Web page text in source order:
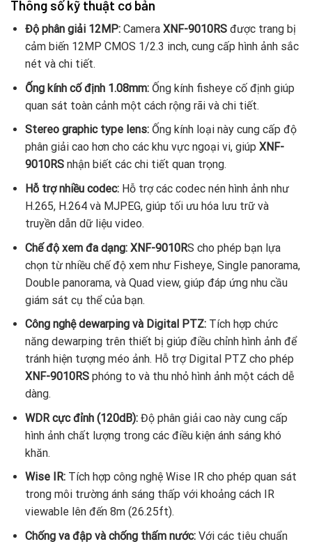
Thông số kỹ thuật cơ bản
Độ phân giải 12MP:Camera XNF-9010RSđược trang bị
cảm biến 12MP CMOS 1/2.3 inch, cung cấp hình ảnh sắc
nét và chi tiết.
Ống kính cố định 1.08mm:Ống kính fisheye cố định giúp
quan sát toàn cảnh một cách rộng rãi và chi tiết.
Stereo graphic type lens:Ống kính loại này cung cấp độ
phân giải cao hơn cho các khu vực ngoại vi, giúp XNF-
9010RS nhận biết các chi tiết quan trọng.
Hỗ trợ nhiều codec:Hỗ trợ các codec nén hình ảnh như
H.265, H.264 và MJPEG, giúp tối ưu hóa lưu trữ và
truyền dẫn dữ liệu video.
Chế độ xem đa dạng: XNF-9010RS cho phép bạn lựa
chọn từ nhiều chế độ xem như Fisheye, Single panorama,
Double panorama, và Quad view, giúp đáp ứng nhu cầu
giám sát cụ thể của bạn.
Công nghệ dewarping và Digital PTZ:Tích hợp chức
năng dewarping trên thiết bị giúp điều chỉnh hình ảnh để
tránh hiện tượng méo ảnh. Hỗ trợ Digital PTZ cho phép
XNF-9010RS phóng to và thu nhỏ hình ảnh một cách dễ
dàng.
WDR cực đỉnh (120dB):Độ phân giải cao này cung cấp
hình ảnh chất lượng trong các điều kiện ánh sáng khó
khăn.
Wise IR:Tích hợp công nghệ Wise IR cho phép quan sát
trong môi trường ánh sáng thấp với khoảng cách IR
viewable lên đến 8m (26.25ft).
Chống va đập và chống thấm nước:Với các tiêu chuẩn